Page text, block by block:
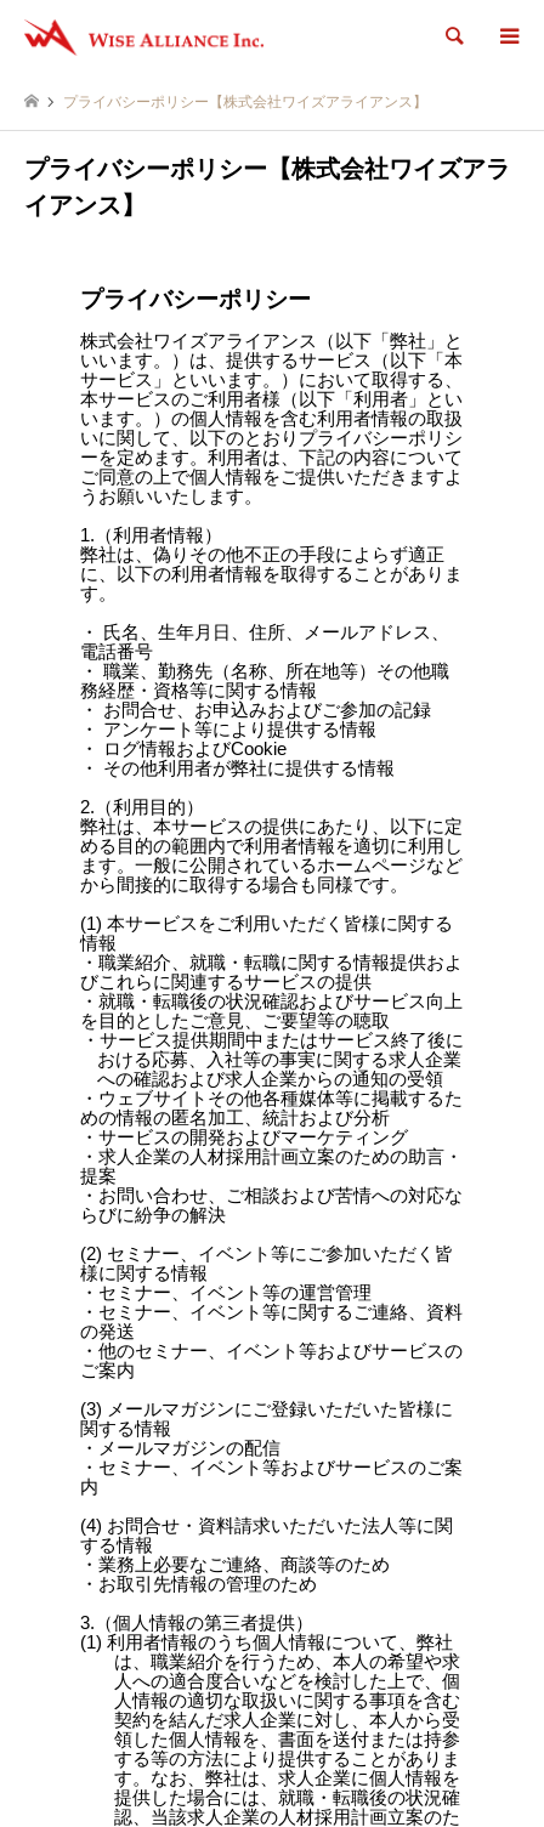
検索
プライバシーポリシー【株式会社ワイズアライアンス】
プライバシーポリシー【株式会社ワイズアラ
イアンス】